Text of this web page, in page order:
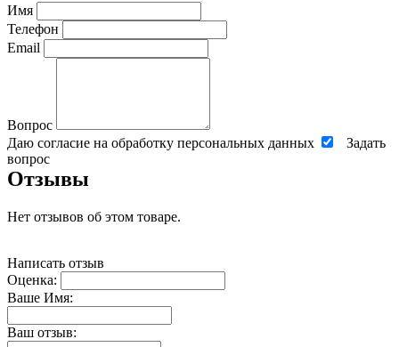
Имя
Телефон
Email
Вопрос
Даю согласие на обработку персональных данных
Задать
вопрос
Отзывы
Нет отзывов об этом товаре.
Написать отзыв
Оценка:
Ваше Имя:
Ваш отзыв: